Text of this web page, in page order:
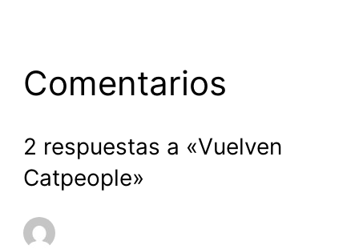
Comentarios
2 respuestas a «Vuelven
Catpeople»